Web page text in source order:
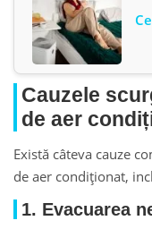
Cauzele
de aer
Există câteva cauze
de aer condiționat,
1. Evacuarea